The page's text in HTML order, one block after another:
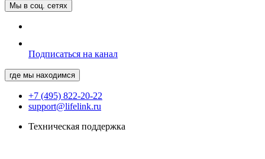
Мы в соц. сетях
Подписаться на канал
где мы находимся
+7 (495) 822-20-22
support@lifelink.ru
Техническая поддержка